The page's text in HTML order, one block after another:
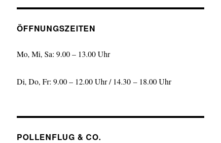
ÖFFNUNGSZEITEN
Mo, Mi, Sa: 9.00 – 13.00 Uhr
Di, Do, Fr: 9.00 – 12.00 Uhr / 14.30 – 18.00 Uhr
POLLENFLUG & CO.